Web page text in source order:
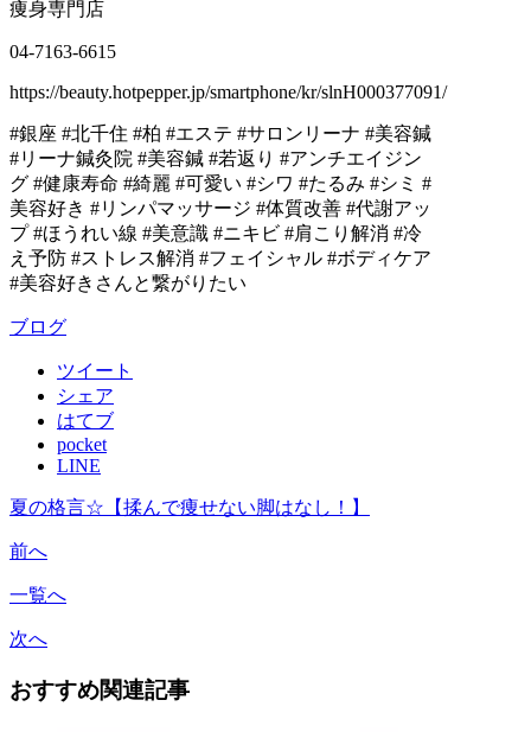
痩身専門店
04-7163-6615
https://beauty.hotpepper.jp/smartphone/kr/slnH000377091/
#銀座 #北千住 #柏 #エステ #サロンリーナ #美容鍼
#リーナ鍼灸院 #美容鍼 #若返り #アンチエイジン
グ #健康寿命 #綺麗 #可愛い #シワ #たるみ #シミ #
美容好き #リンパマッサージ #体質改善 #代謝アッ
プ #ほうれい線 #美意識 #ニキビ #肩こり解消 #冷
え予防 #ストレス解消 #フェイシャル #ボディケア
#美容好きさんと繋がりたい
ブログ
ツイート
シェア
はてブ
pocket
LINE
夏の格言☆【揉んで痩せない脚はなし！】
前へ
一覧へ
次へ
おすすめ関連記事